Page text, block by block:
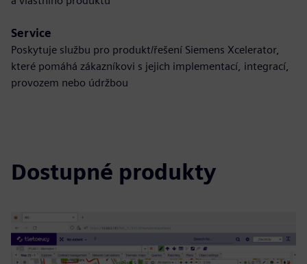
Service
Poskytuje službu pro produkt/řešení Siemens Xcelerator,
které pomáhá zákazníkovi s jejich implementací, integrací,
provozem nebo údržbou
Dostupné produkty